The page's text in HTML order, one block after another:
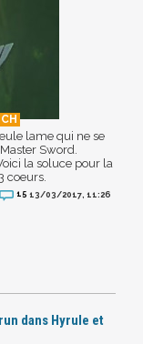
lame qui ne se
Sword.
la soluce pour la
coeurs.
15 13/03/2017, 11:26
dans Hyrule et